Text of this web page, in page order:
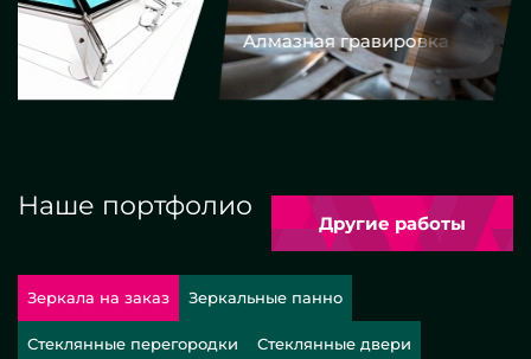
Алмазная гравировка
Наше портфолио
Другие работы
Зеркала на заказ Зеркальные панно
Стеклянные перегородки Стеклянные двери